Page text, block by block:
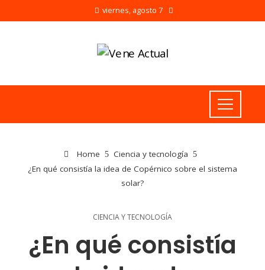
viernes, agosto 7
Home
Ciencia y tecnología
¿En qué consistía la idea de Copérnico sobre el sistema
solar?
CIENCIA Y TECNOLOGÍA
¿En qué consistía